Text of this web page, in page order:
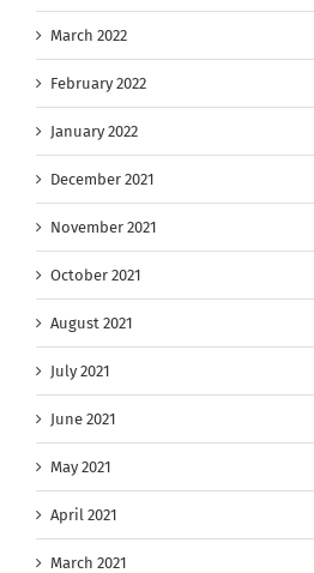
March 2022
February 2022
January 2022
December 2021
November 2021
October 2021
August 2021
July 2021
June 2021
May 2021
April 2021
March 2021